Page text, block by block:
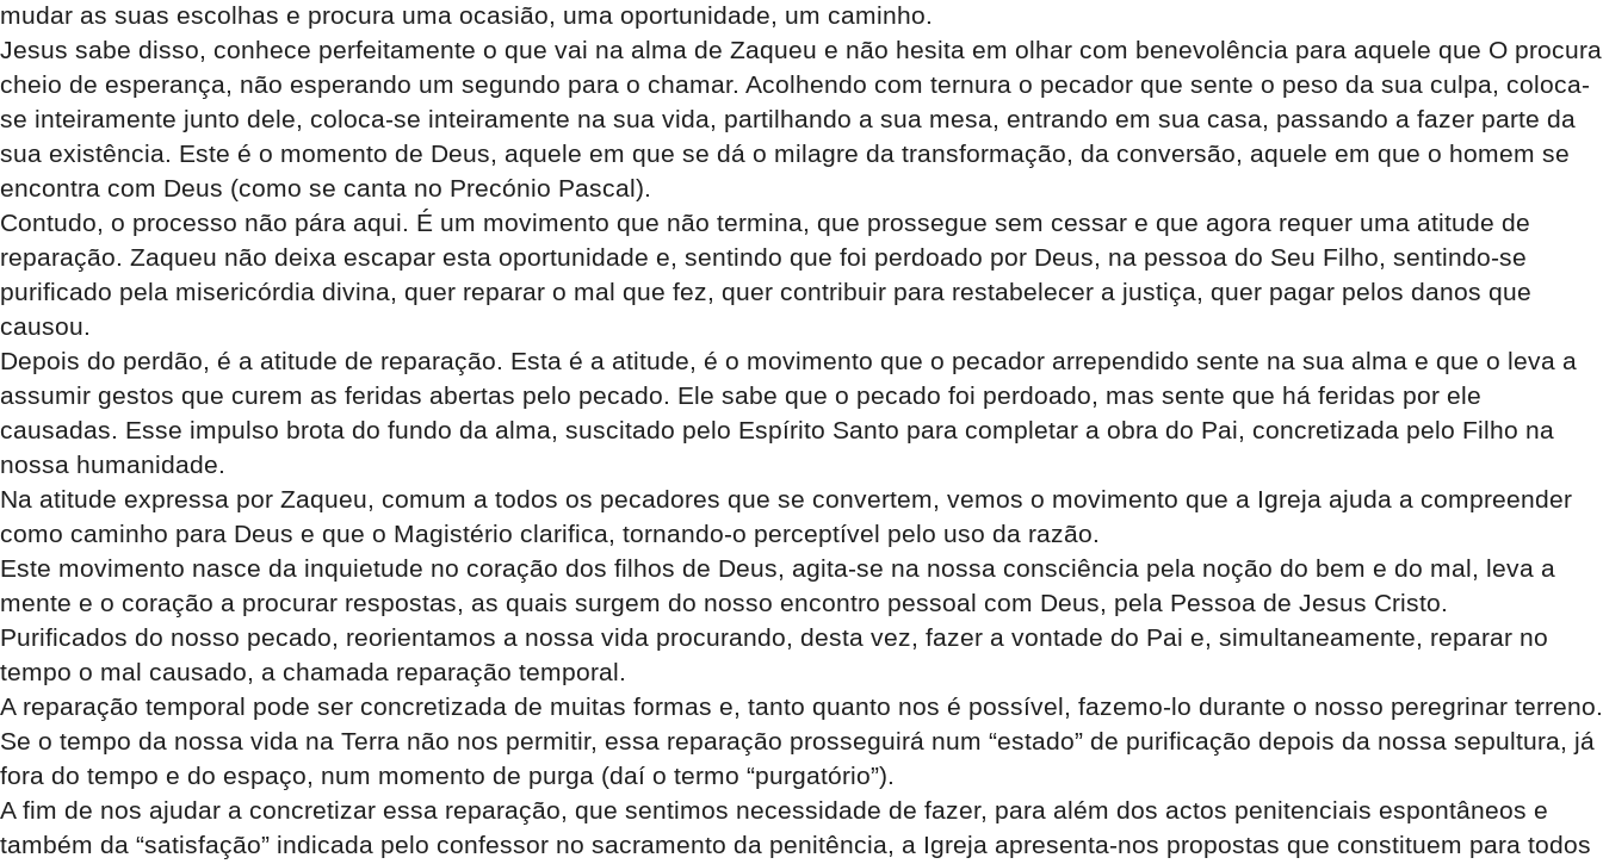
mudar as suas escolhas e procura uma ocasião, uma oportunidade, um caminho.
Jesus sabe disso, conhece perfeitamente o que vai na alma de Zaqueu e não hesita em olhar com benevolência para aquele que O procura
cheio de esperança, não esperando um segundo para o chamar. Acolhendo com ternura o pecador que sente o peso da sua culpa, coloca-
se inteiramente junto dele, coloca-se inteiramente na sua vida, partilhando a sua mesa, entrando em sua casa, passando a fazer parte da
sua existência. Este é o momento de Deus, aquele em que se dá o milagre da transformação, da conversão, aquele em que o homem se
encontra com Deus (como se canta no Precónio Pascal).
Contudo, o processo não pára aqui. É um movimento que não termina, que prossegue sem cessar e que agora requer uma atitude de
reparação. Zaqueu não deixa escapar esta oportunidade e, sentindo que foi perdoado por Deus, na pessoa do Seu Filho, sentindo-se
purificado pela misericórdia divina, quer reparar o mal que fez, quer contribuir para restabelecer a justiça, quer pagar pelos danos que
causou.
Depois do perdão, é a atitude de reparação. Esta é a atitude, é o movimento que o pecador arrependido sente na sua alma e que o leva a
assumir gestos que curem as feridas abertas pelo pecado. Ele sabe que o pecado foi perdoado, mas sente que há feridas por ele
causadas. Esse impulso brota do fundo da alma, suscitado pelo Espírito Santo para completar a obra do Pai, concretizada pelo Filho na
nossa humanidade.
Na atitude expressa por Zaqueu, comum a todos os pecadores que se convertem, vemos o movimento que a Igreja ajuda a compreender
como caminho para Deus e que o Magistério clarifica, tornando-o perceptível pelo uso da razão.
Este movimento nasce da inquietude no coração dos filhos de Deus, agita-se na nossa consciência pela noção do bem e do mal, leva a
mente e o coração a procurar respostas, as quais surgem do nosso encontro pessoal com Deus, pela Pessoa de Jesus Cristo.
Purificados do nosso pecado, reorientamos a nossa vida procurando, desta vez, fazer a vontade do Pai e, simultaneamente, reparar no
tempo o mal causado, a chamada reparação temporal.
A reparação temporal pode ser concretizada de muitas formas e, tanto quanto nos é possível, fazemo-lo durante o nosso peregrinar terreno.
Se o tempo da nossa vida na Terra não nos permitir, essa reparação prosseguirá num “estado” de purificação depois da nossa sepultura, já
fora do tempo e do espaço, num momento de purga (daí o termo “purgatório”).
A fim de nos ajudar a concretizar essa reparação, que sentimos necessidade de fazer, para além dos actos penitenciais espontâneos e
também da “satisfação” indicada pelo confessor no sacramento da penitência, a Igreja apresenta-nos propostas que constituem para todos